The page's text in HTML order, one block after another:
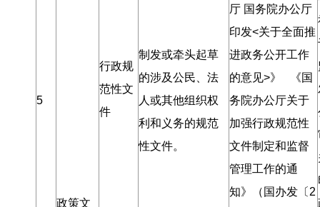
5
政策文
行政规
范性文
件
制发或牵头起草
的涉及公民、法
人或其他组织权
利和义务的规范
性文件。
厅 国务院办公厅
印发<关于全面推
进政务公开工作
的意见>》 《国
务院办公厅关于
加强行政规范性
文件制定和监督
管理工作的通
知》（国办发〔2